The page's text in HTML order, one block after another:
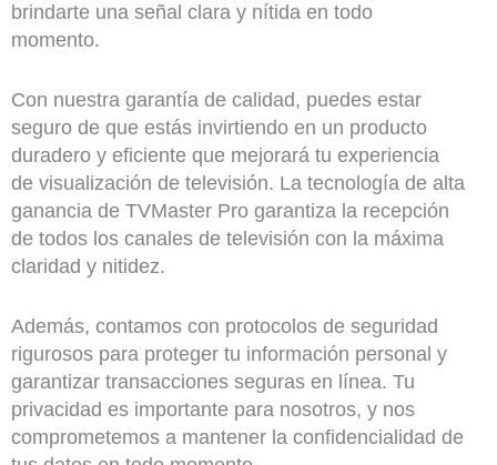
brindarte una señal clara y nítida en todo
momento.
Con nuestra garantía de calidad, puedes estar
seguro de que estás invirtiendo en un producto
duradero y eficiente que mejorará tu experiencia
de visualización de televisión. La tecnología de alta
ganancia de TVMaster Pro garantiza la recepción
de todos los canales de televisión con la máxima
claridad y nitidez.
Además, contamos con protocolos de seguridad
rigurosos para proteger tu información personal y
garantizar transacciones seguras en línea. Tu
privacidad es importante para nosotros, y nos
comprometemos a mantener la confidencialidad de